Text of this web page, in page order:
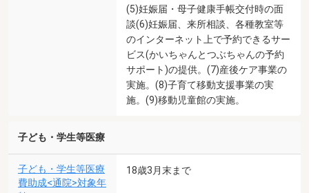
(5)妊娠届・母子健康手帳交付時の面
談(6)妊娠届、来所相談、各種教室等
のインターネット上で予約できるサー
ビス(かいちゃんとつぶちゃんの予約
サポート)の提供。(7)産後ケア事業の
実施。(8)子育て移動支援事業の実
施。(9)移動児童館の実施。
子ども・学生等医療
子ども・学生等医療
費助成<通院>対象年
18歳3月末まで